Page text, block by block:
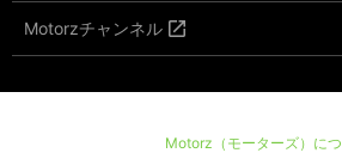
Motorzチャンネル
Motorz（モーターズ）に